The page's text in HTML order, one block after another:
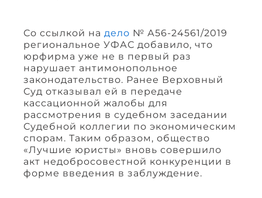
Со ссылкой на дело № А56-24561/2019
региональное УФАС добавило, что
юрфирма уже не в первый раз
нарушает антимонопольное
законодательство. Ранее Верховный
Суд отказывал ей в передаче
кассационной жалобы для
рассмотрения в судебном заседании
Судебной коллегии по экономическим
спорам. Таким образом, общество
«Лучшие юристы» вновь совершило
акт недобросовестной конкуренции в
форме введения в заблуждение.